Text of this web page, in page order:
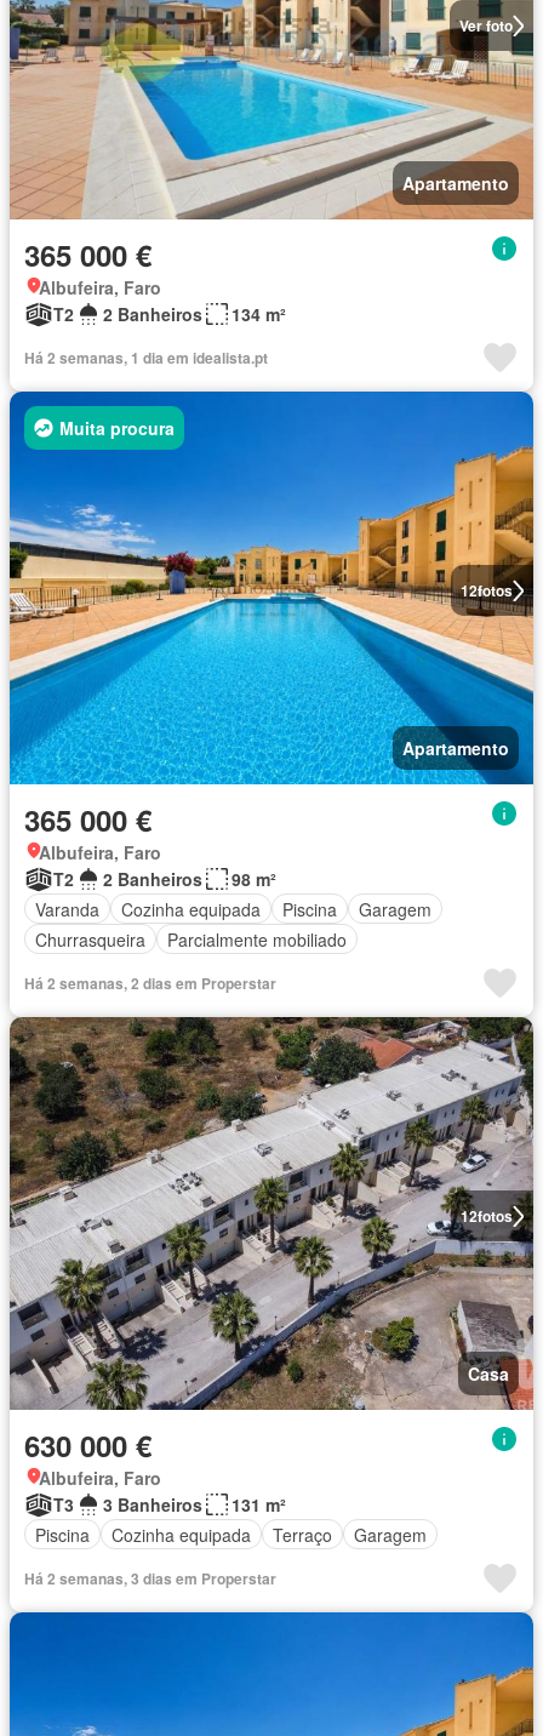
Ver foto
Apartamento
365 000 €
Albufeira, Faro
T2
2 Banheiros 134 m²
Há 2 semanas, 1 dia em idealista.pt
12fotos
Muita procura
Apartamento
365 000 €
Albufeira, Faro
T2
2 Banheiros
98 m²
Varanda
Cozinha equipada Piscina
Garagem
Churrasqueira
Parcialmente mobiliado
Há 2 semanas, 2 dias em Properstar
12fotos
Casa
630 000 €
Albufeira, Faro
T3
3 Banheiros
131 m²
Piscina
Cozinha equipada Terraço Garagem
Há 2 semanas, 3 dias em Properstar